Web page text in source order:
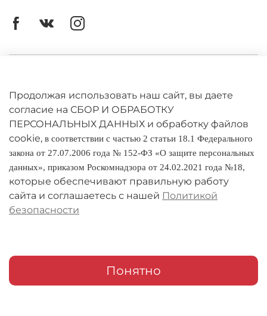
Оферта
Политика конфиденциальности
Оплата и доставка
Условия обмена и возврата
Реквизиты
Продолжая использовать наш сайт, вы даете
согласие на СБОР И ОБРАБОТКУ
ПЕРСОНАЛЬНЫХ ДАННЫХ и обработку файлов
cookie, в соответствии с частью 2 статьи 18.1 Федерального
закона от 27.07.2006 года № 152-ФЗ «О защите персональных
данных», приказом Роскомнадзора от 24.02.2021 года №18,
которые обеспечивают правильную работу
сайта и соглашаетесь с нашей Политикой
безопасности
Понятно